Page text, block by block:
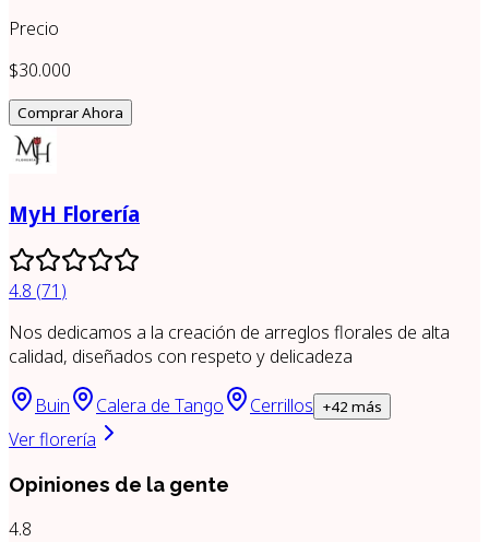
Precio
$30.000
Comprar Ahora
MyH Florería
4.8 (71 )
Nos dedicamos a la creación de arreglos florales de alta
calidad, diseñados con respeto y delicadeza
Buin Calera de Tango Cerrillos +42 más
Ver florería
Opiniones de la gente
4.8